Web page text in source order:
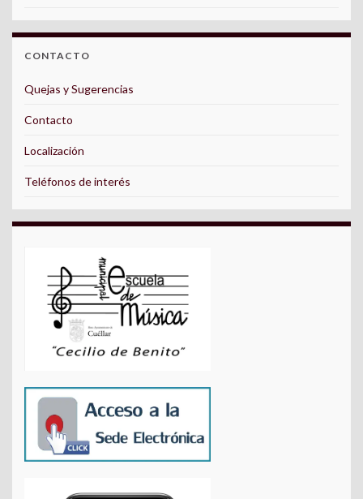
CONTACTO
Quejas y Sugerencias
Contacto
Localización
Teléfonos de interés